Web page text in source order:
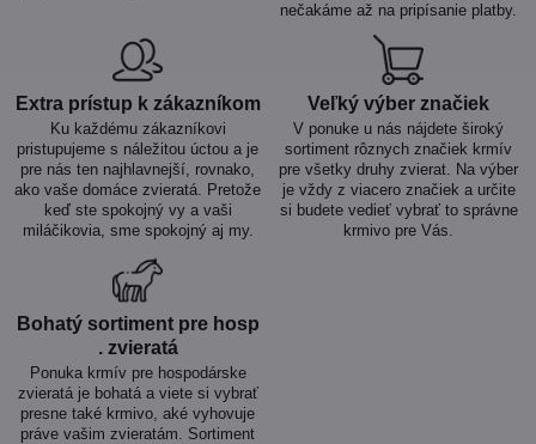
nečakáme až na pripísanie platby.
Extra prístup k zákazníkom
Ku každému zákazníkovi
pristupujeme s náležitou úctou a je
pre nás ten najhlavnejší, rovnako,
ako vaše domáce zvieratá. Pretože
keď ste spokojný vy a vaši
miláčikovia, sme spokojný aj my.
Veľký výber značiek
V ponuke u nás nájdete široký
sortiment rôznych značiek krmív
pre všetky druhy zvierat. Na výber
je vždy z viacero značiek a určite
si budete vedieť vybrať to správne
krmivo pre Vás.
Bohatý sortiment pre hosp​
. zvieratá
Ponuka krmív pre hospodárske
zvieratá je bohatá a viete si vybrať
presne také krmivo, aké vyhovuje
práve vašim zvieratám. Sortiment